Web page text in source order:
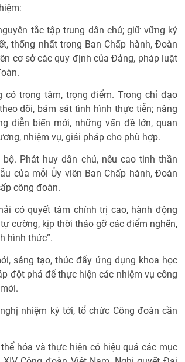
tắc tập trung dân chủ; giữ vững kỷ
thống nhất trong Ban Chấp hành, Đoàn
cơ sở các quy định của Đảng, pháp luật
có trọng tâm, trọng điểm. Trong chỉ đạo
dõi, bám sát tình hình thực tiễn; nâng
diễn biến mới, những vấn đề lớn, quan
nhiệm vụ, giải pháp cho phù hợp.
Phát huy dân chủ, nêu cao tinh thần
của mỗi Ủy viên Ban Chấp hành, Đoàn
công đoàn.
có quyết tâm chính trị cao, hành động
cường, kịp thời tháo gỡ các điểm nghẽn,
hình thức”.
sáng tạo, thúc đẩy ứng dụng khoa học
đột phá để thực hiện các nhiệm vụ công
nhiệm kỳ tới, tổ chức Công đoàn cần
hóa và thực hiện có hiệu quả các mục